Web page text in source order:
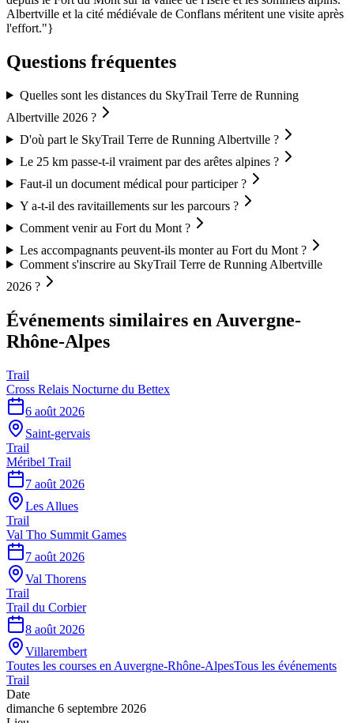
Albertville et la cité médiévale de Conflans méritent une visite après
l'effort."}
Questions fréquentes
Quelles sont les distances du SkyTrail Terre de Running
Albertville 2026 ?
D'où part le SkyTrail Terre de Running Albertville ?
Le 25 km passe-t-il vraiment par des arêtes alpines ?
Faut-il un document médical pour participer ?
Y a-t-il des ravitaillements sur les parcours ?
Comment venir au Fort du Mont ?
Les accompagnants peuvent-ils monter au Fort du Mont ?
Comment s'inscrire au SkyTrail Terre de Running Albertville
2026 ?
Événements similaires en Auvergne-
Rhône-Alpes
Trail
Cross Relais Nocturne du Bettex
6 août 2026
Saint-gervais
Trail
Méribel Trail
7 août 2026
Les Allues
Trail
Val Tho Summit Games
7 août 2026
Val Thorens
Trail
Trail du Corbier
8 août 2026
Villarembert
Toutes les courses en Auvergne-Rhône-AlpesTous les événements
Trail
Date
dimanche 6 septembre 2026